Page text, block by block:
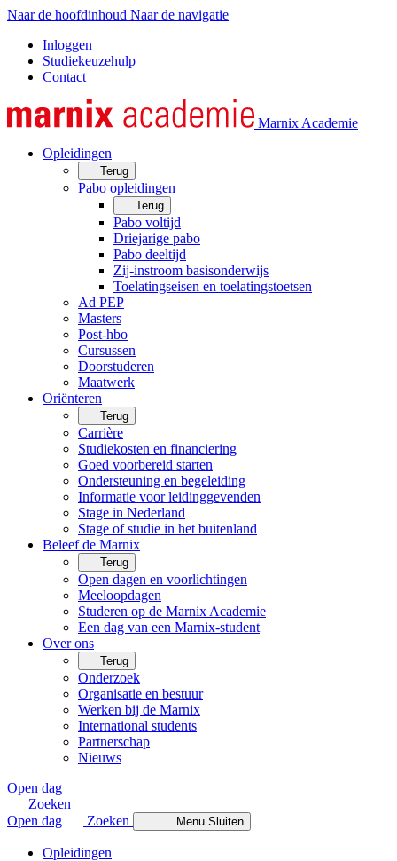
Naar de hoofdinhoud Naar de navigatie
Inloggen
Studiekeuzehulp
Contact
Marnix Academie
Opleidingen
Terug
Pabo opleidingen
Terug
Pabo voltijd
Driejarige pabo
Pabo deeltijd
Zij-instroom basisonderwijs
Toelatingseisen en toelatingstoetsen
Ad PEP
Masters
Post-hbo
Cursussen
Doorstuderen
Maatwerk
Oriënteren
Terug
Carrière
Studiekosten en financiering
Goed voorbereid starten
Ondersteuning en begeleiding
Informatie voor leidinggevenden
Stage in Nederland
Stage of studie in het buitenland
Beleef de Marnix
Terug
Open dagen en voorlichtingen
Meeloopdagen
Studeren op de Marnix Academie
Een dag van een Marnix-student
Over ons
Terug
Onderzoek
Organisatie en bestuur
Werken bij de Marnix
International students
Partnerschap
Nieuws
Open dag
Zoeken
Open dag
Zoeken Menu Sluiten
Opleidingen